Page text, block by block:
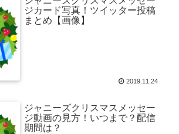
ジカード写真！ツイッター投稿
まとめ【画像】
2019.11.24
ジャニーズクリスマスメッセー
ジ動画の見方！いつまで？配信
期間は？